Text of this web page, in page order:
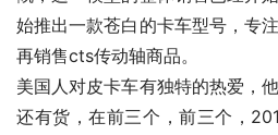
始推出一款苍白的卡车型号，专
再销售cts传动轴商品。
美国人对皮卡车有独特的热爱，
还有货，在前三个，前三个，